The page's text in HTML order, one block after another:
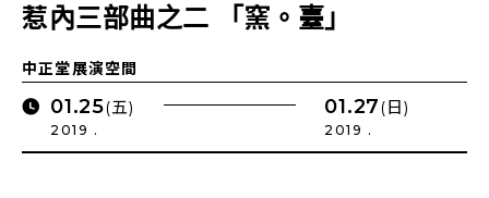
惹內三部曲之二 「窯。臺」
中正堂展演空間
01.25(五)
2019 .
01.27(日)
2019 .